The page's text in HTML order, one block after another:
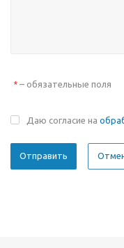
* – обязательные поля
Даю согласие на